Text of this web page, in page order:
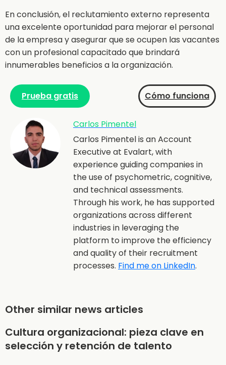
En conclusión, el reclutamiento externo representa
una excelente oportunidad para mejorar el personal
de la empresa y asegurar que se ocupen las vacantes
con un profesional capacitado que brindará
innumerables beneficios a la organización.
Prueba gratis Cómo funciona
Carlos Pimentel
Carlos Pimentel is an Account
Executive at Evalart, with
experience guiding companies in
the use of psychometric, cognitive,
and technical assessments.
Through his work, he has supported
organizations across different
industries in leveraging the
platform to improve the efficiency
and quality of their recruitment
processes. Find me on LinkedIn.
Other similar news articles
Cultura organizacional: pieza clave en
selección y retención de talento